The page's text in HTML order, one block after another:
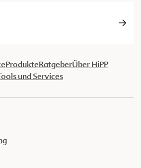
ProdukteRatgeberÜber HiPP
und Services